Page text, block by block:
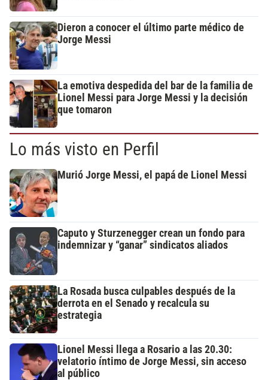
Dieron a conocer el último parte médico de
Jorge Messi
La emotiva despedida del bar de la familia de
Lionel Messi para Jorge Messi y la decisión
que tomaron
Lo más visto en Perfil
Murió Jorge Messi, el papá de Lionel Messi
Caputo y Sturzenegger crean un fondo para
indemnizar y “ganar” sindicatos aliados
La Rosada busca culpables después de la
derrota en el Senado y recalcula su
estrategia
Lionel Messi llega a Rosario a las 20.30:
velatorio íntimo de Jorge Messi, sin acceso
al público